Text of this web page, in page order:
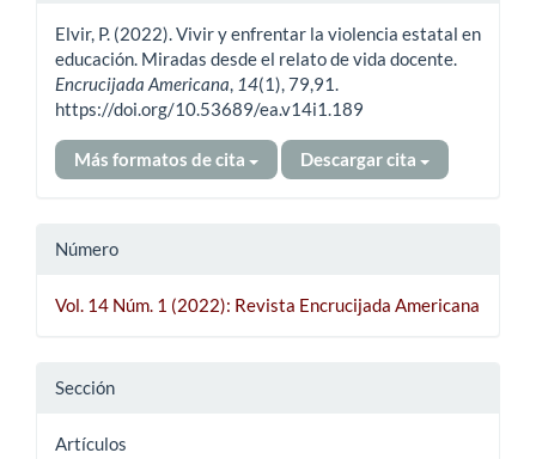
artículo
Elvir, P. (2022). Vivir y enfrentar la violencia estatal en
educación. Miradas desde el relato de vida docente.
Encrucijada Americana, 14(1), 79,91.
https://doi.org/10.53689/ea.v14i1.189
Más formatos de cita Descargar cita
Número
Vol. 14 Núm. 1 (2022): Revista Encrucijada Americana
Sección
Artículos